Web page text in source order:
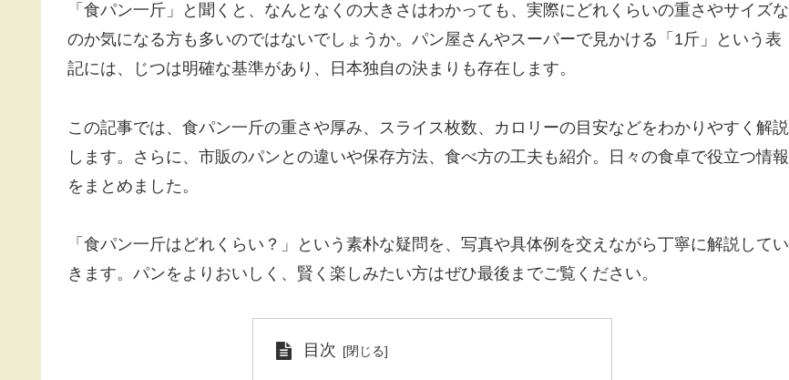
「食パン一斤」と聞くと、なんとなくの大きさはわかっても、実際にどれくらいの重さやサイズな
のか気になる方も多いのではないでしょうか。パン屋さんやスーパーで見かける「1斤」という表
記には、じつは明確な基準があり、日本独自の決まりも存在します。
この記事では、食パン一斤の重さや厚み、スライス枚数、カロリーの目安などをわかりやすく解説
します。さらに、市販のパンとの違いや保存方法、食べ方の工夫も紹介。日々の食卓で役立つ情報
をまとめました。
「食パン一斤はどれくらい？」という素朴な疑問を、写真や具体例を交えながら丁寧に解説してい
きます。パンをよりおいしく、賢く楽しみたい方はぜひ最後までご覧ください。
目次